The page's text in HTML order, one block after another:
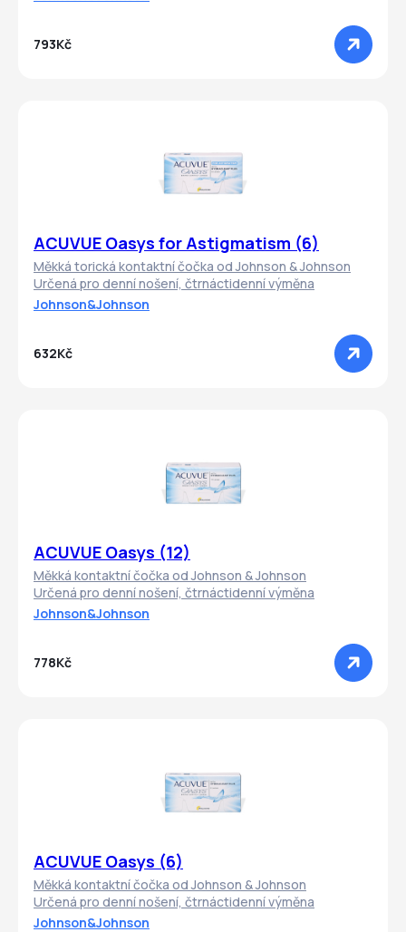
793Kč
ACUVUE Oasys for Astigmatism (6)
Měkká torická kontaktní čočka od Johnson & Johnson
Určená pro denní nošení, čtrnáctidenní výměna
Johnson&Johnson
632Kč
ACUVUE Oasys (12)
Měkká kontaktní čočka od Johnson & Johnson
Určená pro denní nošení, čtrnáctidenní výměna
Johnson&Johnson
778Kč
ACUVUE Oasys (6)
Měkká kontaktní čočka od Johnson & Johnson
Určená pro denní nošení, čtrnáctidenní výměna
Johnson&Johnson